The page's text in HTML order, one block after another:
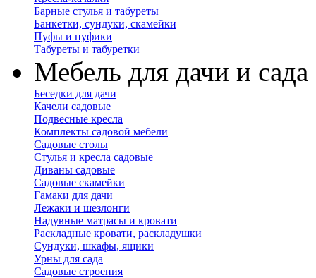
Барные стулья и табуреты
Банкетки, сундуки, скамейки
Пуфы и пуфики
Табуреты и табуретки
Мебель для дачи и сада
Беседки для дачи
Качели садовые
Подвесные кресла
Комплекты садовой мебели
Садовые столы
Стулья и кресла садовые
Диваны садовые
Садовые скамейки
Гамаки для дачи
Лежаки и шезлонги
Надувные матрасы и кровати
Раскладные кровати, раскладушки
Сундуки, шкафы, ящики
Урны для сада
Садовые строения